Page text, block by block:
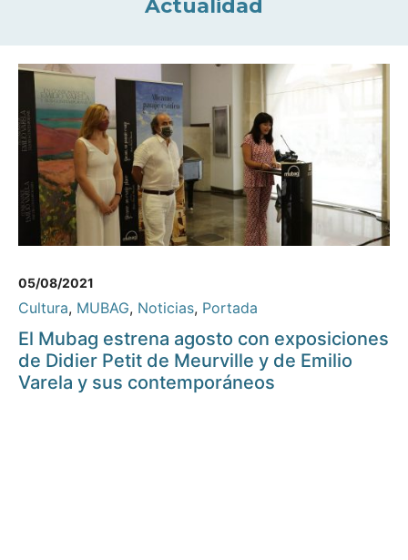
Actualidad
05/08/2021
Cultura, MUBAG, Noticias, Portada
El Mubag estrena agosto con exposiciones
de Didier Petit de Meurville y de Emilio
Varela y sus contemporáneos